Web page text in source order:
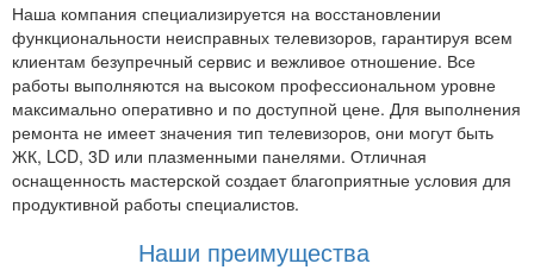
Наша компания специализируется на восстановлении
функциональности неисправных телевизоров, гарантируя всем
клиентам безупречный сервис и вежливое отношение. Все
работы выполняются на высоком профессиональном уровне
максимально оперативно и по доступной цене. Для выполнения
ремонта не имеет значения тип телевизоров, они могут быть
ЖК, LCD, 3D или плазменными панелями. Отличная
оснащенность мастерской создает благоприятные условия для
продуктивной работы специалистов.
Наши преимущества